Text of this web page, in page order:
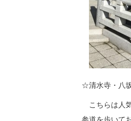
☆清水寺・八
こちらは人